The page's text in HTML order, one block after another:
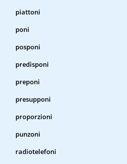
piattoni
poni
posponi
predisponi
preponi
presupponi
proporzioni
punzoni
radiotelefoni